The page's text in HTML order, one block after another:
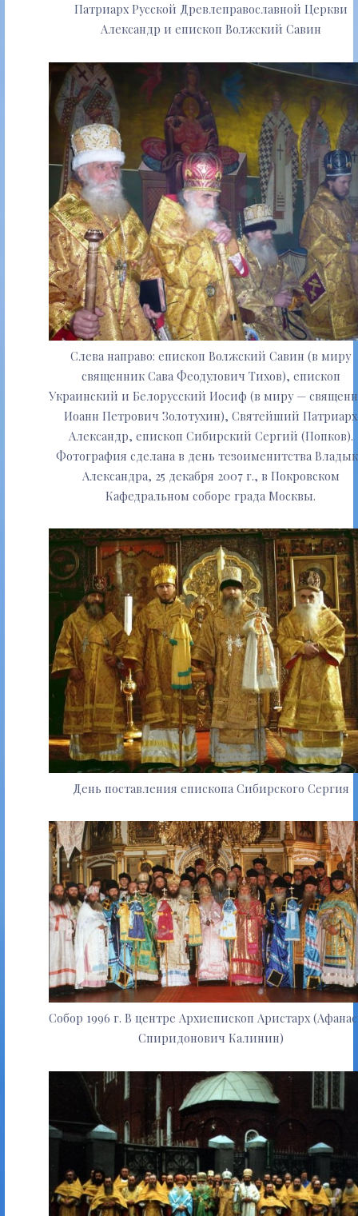
Патриарх Русской Древлеправославной Церкви
Александр и епископ Волжский Савин
Слева направо: епископ Волжский Савин (в миру
священник Сава Феодулович Тихов), епископ
Украинский и Белорусский Иосиф (в миру —
Иоанн Петрович Золотухин), Святейший Патриарх
Александр, епископ Сибирский Сергий (Попков).
Фотография сделана в день тезоименитства
Александра, 25 декабря 2007 г., в Покровском
Кафедральном соборе града Москвы.
День поставления епископа Сибирского Сергия
Собор 1996 г. В центре Архиепископ Аристарх
Спиридонович Калинин)